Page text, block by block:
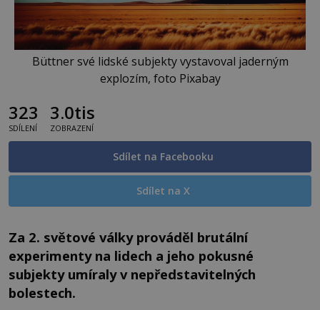
Büttner své lidské subjekty vystavoval jaderným
explozím, foto Pixabay
323
SDÍLENÍ
3.0tis
ZOBRAZENÍ
Sdílet na Facebooku
Sdílet na X
Za 2. světové války prováděl brutální
experimenty na lidech a jeho pokusné
subjekty umíraly v nepředstavitelných
bolestech.